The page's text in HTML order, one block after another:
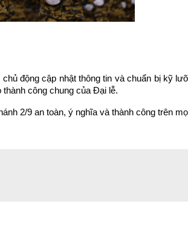
động cập nhật thông tin và chuẩn bị kỹ
thành công chung của Đại lễ.
2/9 an toàn, ý nghĩa và thành công trên